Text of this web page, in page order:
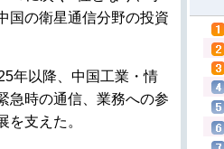
国の衛星通信分野の投資
年以降、中国工業・情
急時の通信、業務への参
支えた。